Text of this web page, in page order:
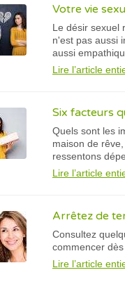
Votre vie
Le désir sexuel
n'est pas aussi
aussi
Lire l’article
Six facteurs
Quels sont les
maison de
ressentons
Lire l’article
Arrêtez de
Consultez
commencer
Lire l’article